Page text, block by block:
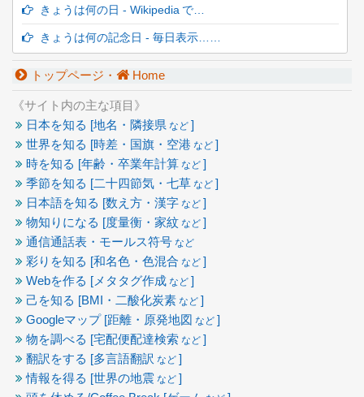
きょうは何の日 - Wikipedia で…
きょうは何の記念日 - 毎日表示……
トップページ・ Home
《サイト内の主な項目》
日本を知る [地名・隣接県 など ]
世界を知る [時差・国旗・空港 など ]
時を知る [年齢・卒業年計算 など ]
季節を知る [二十四節気・七草 など ]
日本語を知る [数え方・漢字 など ]
物知りになる [度量衡・家紋 など ]
通信通話表・モールス符号 など
彩りを知る [和名色・色混合 など ]
Webを作る [メタタグ作成 など ]
己を知る [BMI・二酸化炭素 など ]
Googleマップ [距離・原発地図 など ]
物を調べる [宅配便配達検索 など ]
翻訳をする [多言語翻訳 など ]
情報を得る [世界の地震 など ]